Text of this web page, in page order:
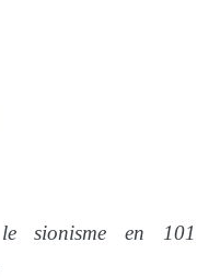
le sionisme en 101